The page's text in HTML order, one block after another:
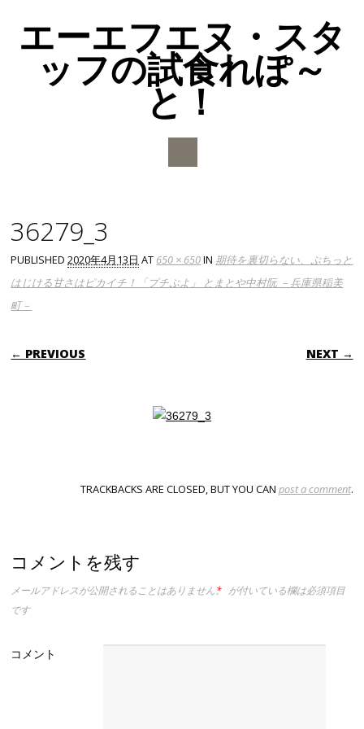
エーエフエヌ・スタ
ッフの試食れぽ～
と！
36279_3
PUBLISHED2020年4月13日 AT 650 × 650IN 期待を裏切らない、ぷちっと
はじける甘さはピカイチ！「プチぷよ」 とまとや中村阮 －兵庫県稲美
町－
← PREVIOUS NEXT →
TRACKBACKS ARE CLOSED, BUT YOU CAN post a comment.
コメントを残す
メールアドレスが公開されることはありません。
* が付いている欄は必須項目
です
コメント